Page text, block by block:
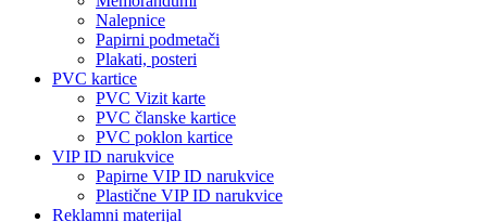
Nalepnice
Papirni podmetači
Plakati, posteri
PVC kartice
PVC Vizit karte
PVC članske kartice
PVC poklon kartice
VIP ID narukvice
Papirne VIP ID narukvice
Plastične VIP ID narukvice
Reklamni materijal